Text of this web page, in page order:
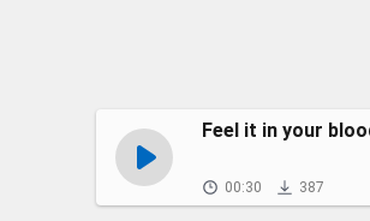
Feel it in your
00:30 387